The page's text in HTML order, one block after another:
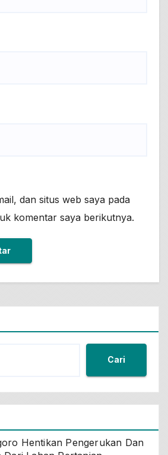
dan situs web saya pada
komentar saya berikutnya.
Cari
Hentikan Pengerukan Dan